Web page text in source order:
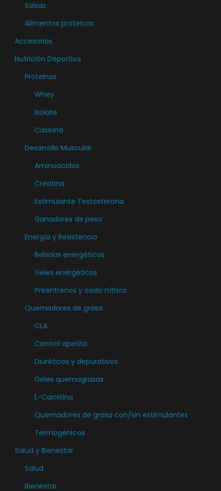
Salsas
Alimentos proteicos
Accesorios
Nutrición Deportiva
Proteinas
Whey
Isolate
Caseína
Desarrollo Muscular
Aminoacidos
Creatina
Estimulante Testosterona
Ganadores de peso
Energía y Resistencia
Bebidas energéticas
Geles energéticos
Preentrenos y óxido nítrico
Quemadores de grasa
CLA
Control apetito
Diuréticos y depurativos
Geles quemagrasas
L-Carnitina
Quemadores de grasa con/sin estimulantes
Termogénicos
Salud y Bienestar
Salud
Bienestar